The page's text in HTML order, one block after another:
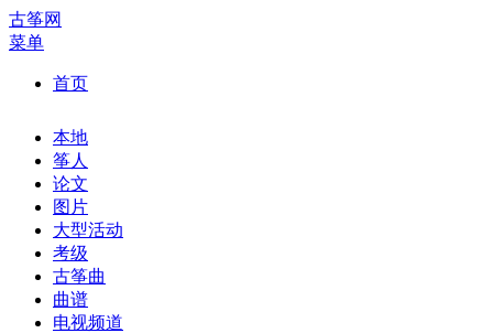
古筝网
菜单
首页
本地
筝人
论文
图片
大型活动
考级
古筝曲
曲谱
电视频道